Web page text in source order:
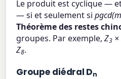
Le produit est cyclique —
— si et seulement si
Théorème des restes
groupes. Par exemple,Z3 ×
Z8.
Groupe diédral Dn